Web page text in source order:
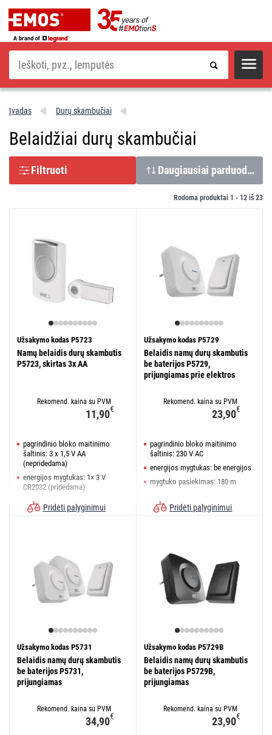
Paieška
Įvadas Durų skambučiai
Belaidžiai durų skambučiai
Filtruoti Daugiausiai parduodamų
Rodoma produktai 1 - 12 iš 23
Užsakymo kodas P5723
Namų belaidis durų skambutis
P5723, skirtas 3x AA
Rekomend. kaina su PVM
11,90€
pagrindinio bloko maitinimo
šaltinis: 3 x 1,5 V AA
(nepridedama)
energijos mygtukas: 1× 3 V
CR2032 (pridedama)
mygtuko pasiekimas: 100 m
Pridėti palyginimui
Užsakymo kodas P5729
Belaidis namų durų skambutis
be baterijos P5729,
prijungiamas prie elektros
Rekomend. kaina su PVM
23,90€
pagrindinio bloko maitinimo
šaltinis: 230 V AC
energijos mygtukas: be energijos
mygtuko pasiekimas: 180 m
Pridėti palyginimui
Užsakymo kodas P5731
Belaidis namų durų skambutis
be baterijos P5731,
prijungiamas
Rekomend. kaina su PVM
34,90€
Užsakymo kodas P5729B
Belaidis namų durų skambutis
be baterijos P5729B,
prijungiamas
Rekomend. kaina su PVM
23,90€